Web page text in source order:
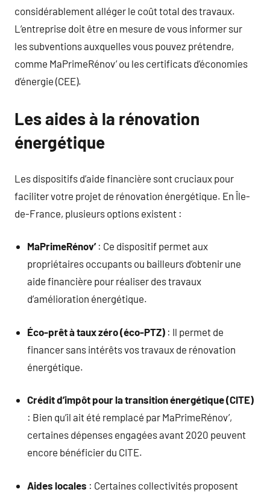
considérablement alléger le coût total des travaux.
L’entreprise doit être en mesure de vous informer sur
les subventions auxquelles vous pouvez prétendre,
comme MaPrimeRénov’ ou les certificats d’économies
d’énergie (CEE).
Les aides à la rénovation
énergétique
Les dispositifs d’aide financière sont cruciaux pour
faciliter votre projet de rénovation énergétique. En Île-
de-France, plusieurs options existent :
MaPrimeRénov’: Ce dispositif permet aux
propriétaires occupants ou bailleurs d’obtenir une
aide financière pour réaliser des travaux
d’amélioration énergétique.
Éco-prêt à taux zéro (éco-PTZ) : Il permet de
financer sans intérêts vos travaux de rénovation
énergétique.
Crédit d’impôt pour la transition énergétique (CITE)
: Bien qu’il ait été remplacé par MaPrimeRénov’,
certaines dépenses engagées avant 2020 peuvent
encore bénéficier du CITE.
Aides locales : Certaines collectivités proposent